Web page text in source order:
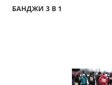
БАНДЖИ 3 В 1